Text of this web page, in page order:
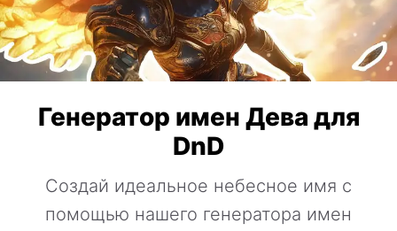
Генератор имен Дева для
DnD
Создай идеальное небесное имя с
помощью нашего генератора имен